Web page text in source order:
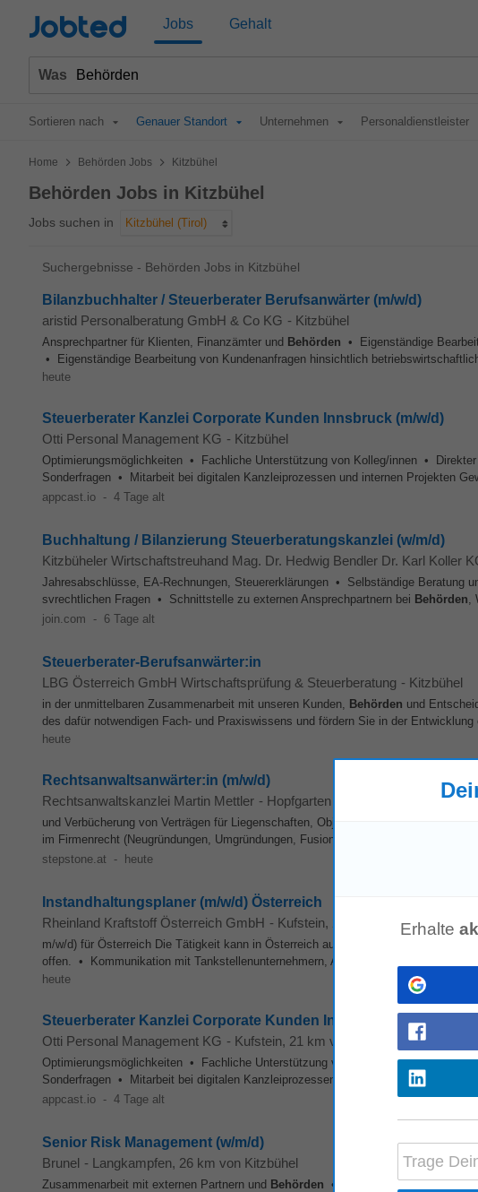
Jobted Jobs Gehalt
Was
Sortieren nach Genauer Standort Unternehmen Personaldienstleister
Home > Behörden Jobs > Kitzbühel
Behörden Jobs in Kitzbühel
Jobs suchen in Kitzbühel (Tirol)
Suchergebnisse - Behörden Jobs in Kitzbühel
Bilanzbuchhalter / Steuerberater Berufsanwärter (m/w/d)
aristid Personalberatung GmbH & Co KG - Kitzbühel
Ansprechpartner für Klienten, Finanzämter und Behörden • Eigenständige
• Eigenständige Bearbeitung von Kundenanfragen hinsichtlich
heute
Steuerberater Kanzlei Corporate Kunden Innsbruck (m/w/d)
Otti Personal Management KG - Kitzbühel
Optimierungsmöglichkeiten • Fachliche Unterstützung von Kolleg/innen •
Sonderfragen • Mitarbeit bei digitalen Kanzleiprozessen und internen Projekten
appcast.io - 4 Tage alt
Buchhaltung / Bilanzierung Steuerberatungskanzlei (w/m/d)
Kitzbüheler Wirtschaftstreuhand Mag. Dr. Hedwig Bendler Dr. Karl Koller
Jahresabschlüsse, EA-Rechnungen, Steuererklärungen • Selbständige Beratung
svrechtlichen Fragen • Schnittstelle zu externen Ansprechpartnern bei Behörden,
join.com - 6 Tage alt
Steuerberater-Berufsanwärter:in
LBG Österreich GmbH Wirtschaftsprüfung & Steuerberatung - Kitzbühel
in der unmittelbaren Zusammenarbeit mit unseren Kunden, Behörden und
des dafür notwendigen Fach- und Praxiswissens und fördern Sie in der
heute
Rechtsanwaltsanwärter:in (m/w/d)
Rechtsanwaltskanzlei Martin Mettler - Hopfgarten im Brixental , 24 km
und Verbücherung von Verträgen für Liegenschaften, Objekte und Gesellschaften
im Firmenrecht (Neugründungen, Umgründungen, Fusionen, Firmenbuchgesuche)
stepstone.at - heute
Instandhaltungsplaner (m/w/d) Österreich
Rheinland Kraftstoff Österreich GmbH - Kufstein, 21 km von Kitzbühel
m/w/d) für Österreich Die Tätigkeit kann in Österreich aus dem Home Office
offen. • Kommunikation mit Tankstellenunternehmern, Architekten, Baufirmen,
heute
Steuerberater Kanzlei Corporate Kunden Innsbruck (m/w/d)
Otti Personal Management KG - Kufstein, 21 km von Kitzbühel
Optimierungsmöglichkeiten • Fachliche Unterstützung von Kolleg/innen •
Sonderfragen • Mitarbeit bei digitalen Kanzleiprozessen und internen Projekten
appcast.io - 4 Tage alt
Senior Risk Management (w/m/d)
Brunel - Langkampfen, 26 km von Kitzbühel
Zusammenarbeit mit externen Partnern und Behörden • Sicherstellung der
Erhalte